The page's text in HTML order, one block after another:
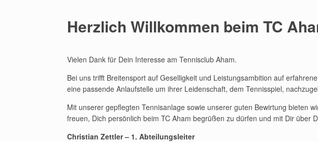
Herzlich Willkommen beim TC
Vielen Dank für Dein Interesse am Tennisclub Aham.
Bei uns trifft Breitensport auf Geselligkeit und Leistungsambition auf
eine passende Anlaufstelle um ihrer Leidenschaft, dem Tennisspiel,
Mit unserer gepflegten Tennisanlage sowie unserer guten Bewirtung bieten
freuen, Dich persönlich beim TC Aham begrüßen zu dürfen und mit Dir über
Christian Zettler – 1. Abteilungsleiter